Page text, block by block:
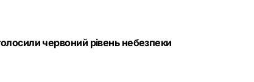
червоний рівень небезпеки